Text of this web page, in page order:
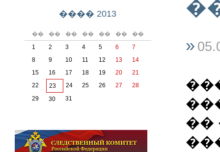
���� 2013
�� �� �� �� �� ��
��
1
2 3 4 5 6
7
8
9 10 11 12 13
14
15
16 17 18 19 20
21
22
23 24 25 26 27
28
29
30 31
»
��